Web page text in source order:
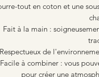
tout en coton et une
Fait à la main :
Respectueux de
Facile à combiner : vous
pour créer une